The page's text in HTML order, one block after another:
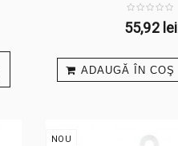
55,92 lei
ADAUGĂ ÎN COŞ
NOU